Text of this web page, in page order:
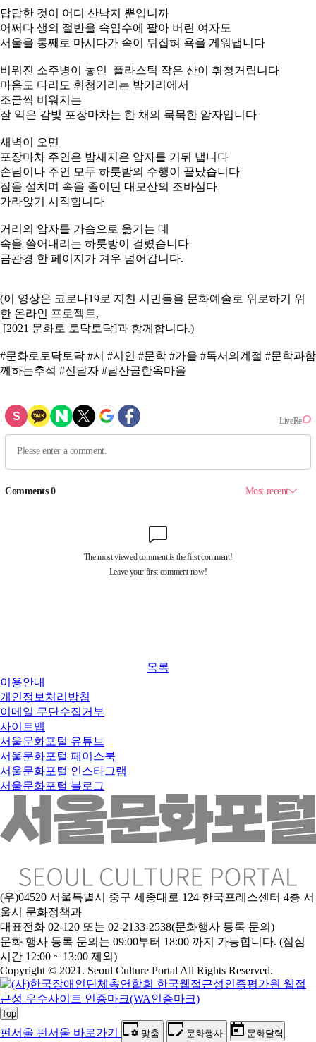
답답한 것이 어디 산낙지 뿐입니까
어쩌다 생의 절반을 속임수에 팔아 버린 여자도
서울을 통째로 마시다가 속이 뒤집혀 욕을 게워냅니다
비워진 소주병이 놓인 플라스틱 작은 산이 휘청거립니다
마음도 다리도 휘청거리는 밤거리에서
조금씩 비워지는
잘 익은 감빛 포장마차는 한 채의 묵묵한 암자입니다
새벽이 오면
포장마차 주인은 밤새지은 암자를 거뒤 냅니다
손님이나 주인 모두 하룻밤의 수행이 끝났습니다
잠을 설치며 속을 졸이던 대모산의 조바심다
가라앉기 시작합니다
거리의 암자를 가슴으로 옮기는 데
속을 쓸어내리는 하룻방이 걸렸습니다
금관경 한 페이지가 겨우 넘어갑니다.
(이 영상은 코로나19로 지친 시민들을 문화예술로 위로하기 위
한 온라인 프로젝트,
[2021 문화로 토닥토닥]과 함께합니다.)
#문화로토닥토닥 #시 #시인 #문학 #가을 #독서의계절 #문학과함
께하는추석 #신달자 #남산골한옥마을
목록
이용안내
개인정보처리방침
이메일 무단수집거부
사이트맵
서울문화포털 유튜브
서울문화포털 페이스북
서울문화포털 인스타그램
서울문화포털 블로그
(우)04520 서울특별시 중구 세종대로 124 한국프레스센터 4층 서
울시 문화정책과
대표전화 02-120 또는 02-2133-2538(문화행사 등록 문의)
문화 행사 등록 문의는 09:00부터 18:00 까지 가능합니다. (점심
시간 12:00 ~ 13:00 제외)
Copyright © 2021. Seoul Culture Portal All Rights Reserved.
Top
펀서울 펀서울 바로가기
맞춤
문화행사
문화달력